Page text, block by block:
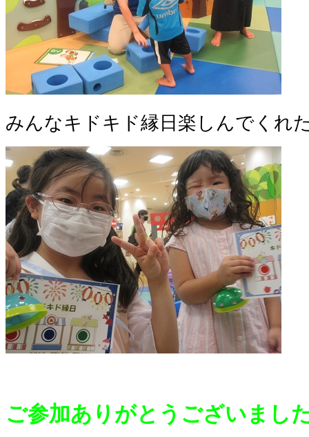
みんなキドキド縁日楽しんでくれ
ご参加ありがとうございまし